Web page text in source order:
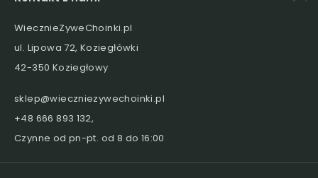
WiecznieZyweChoinki.pl
ul. Lipowa 72, Koziegłówki
42-350 Koziegłowy
sklep@wieczniezywechoinki.pl
+48 666 893 132,
Czynne od pn-pt. od 8 do 16:00